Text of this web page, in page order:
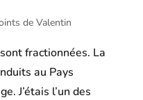
de Valentin
fractionnées. La
au Pays
J’étais l’un des